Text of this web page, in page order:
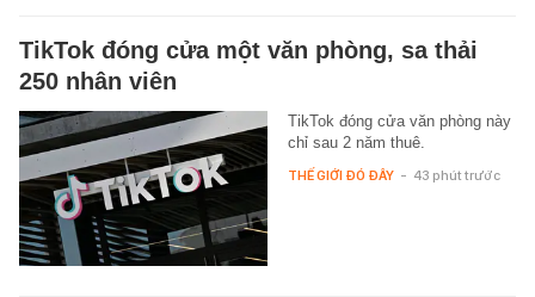
TikTok đóng cửa một văn phòng, sa thải
250 nhân viên
TikTok đóng cửa văn phòng này
chỉ sau 2 năm thuê.
THẾ GIỚI ĐÓ ĐÂY - 43 phút trước